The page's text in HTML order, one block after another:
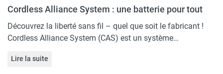
Cordless Alliance System : une batterie pour tout
Découvrez la liberté sans fil – quel que soit le fabricant !
Cordless Alliance System (CAS) est un système…
Lire la suite